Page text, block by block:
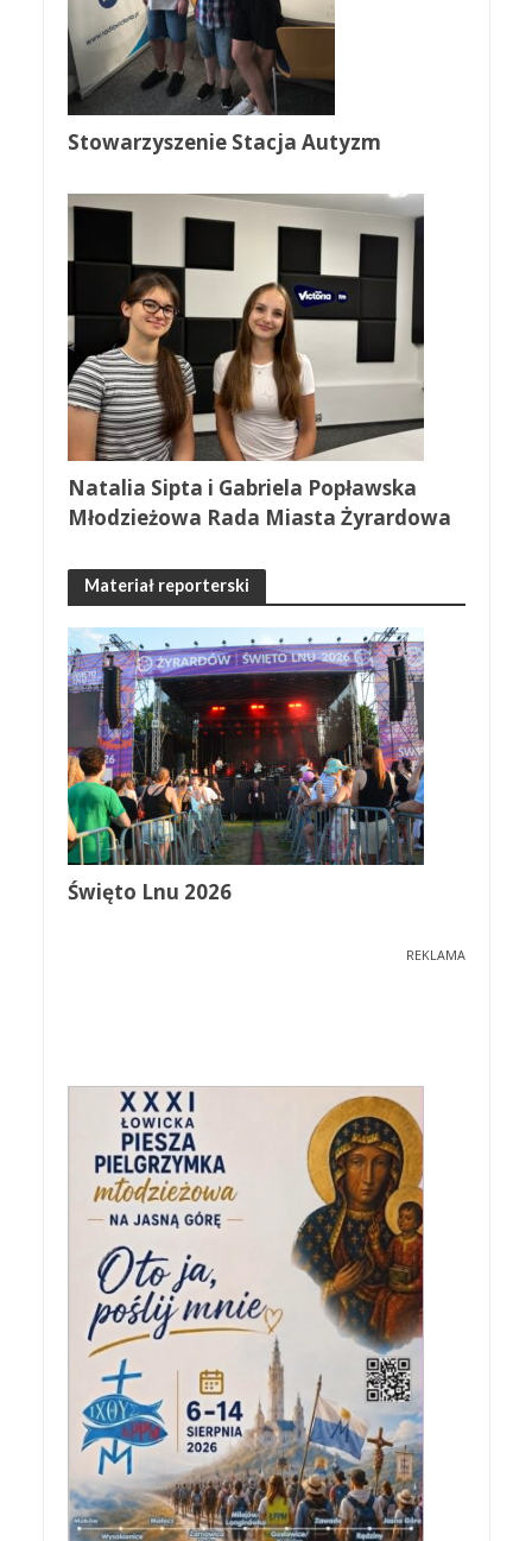
Stowarzyszenie Stacja Autyzm
Natalia Sipta i Gabriela Popławska
Młodzieżowa Rada Miasta Żyrardowa
Materiał reporterski
Święto Lnu 2026
REKLAMA